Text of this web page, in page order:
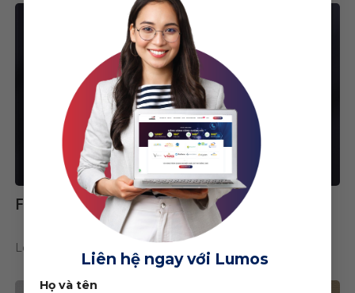
Liên hệ ngay với Lumos
Họ và tên
F1 Auto – Garage ô tô chất lượng 5 sao
Logo, Nhận Diện Thương Hiệu